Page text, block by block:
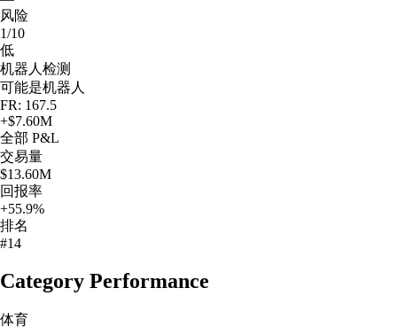
风险
1/10
低
机器人检测
可能是机器人
FR: 167.5
+$7.60M
全部 P&L
交易量
$13.60M
回报率
+55.9%
排名
#14
Category Performance
体育